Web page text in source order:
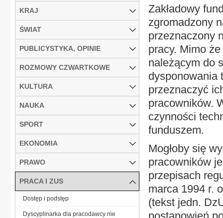
Zakładowy
zgromadzony
przeznaczony
pracy. Mimo
należącym do
dysponowania
przeznaczyć
pracowników.
czynności
funduszem.
Mogłoby się
pracowników
przepisach
marca 1994 r.
(tekst jedn.
KRAJ
ŚWIAT
PUBLICYSTYKA, OPINIE
ROZMOWY CZWARTKOWE
KULTURA
NAUKA
SPORT
EKONOMIA
PRAWO
PRACA I ZUS
Dostęp i podstęp
Dyscyplinarka dla pracodawcy nie